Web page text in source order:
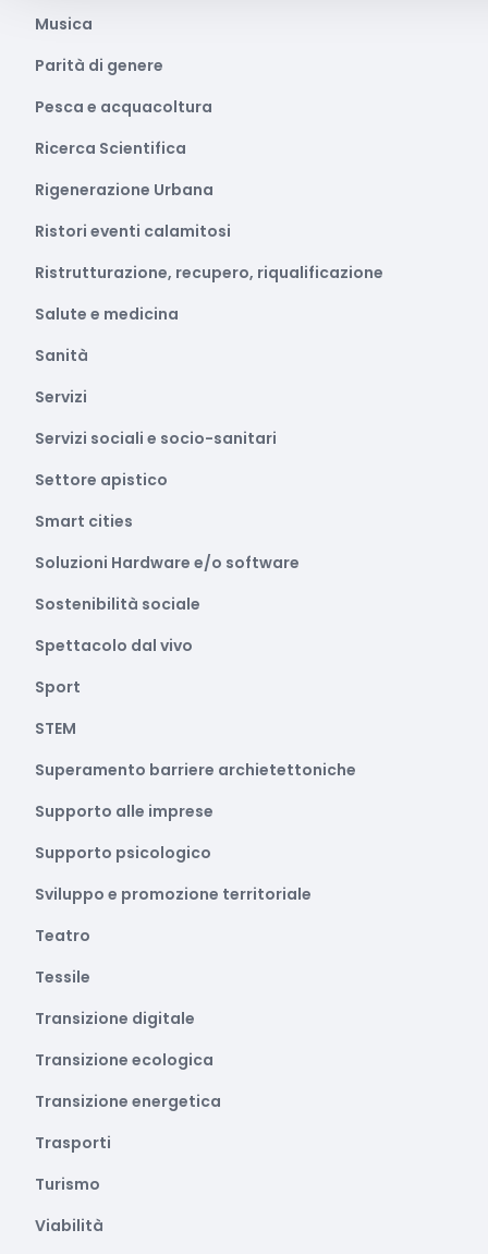
Musica
Parità di genere
Pesca e acquacoltura
Ricerca Scientifica
Rigenerazione Urbana
Ristori eventi calamitosi
Ristrutturazione, recupero, riqualificazione
Salute e medicina
Sanità
Servizi
Servizi sociali e socio-sanitari
Settore apistico
Smart cities
Soluzioni Hardware e/o software
Sostenibilità sociale
Spettacolo dal vivo
Sport
STEM
Superamento barriere archietettoniche
Supporto alle imprese
Supporto psicologico
Sviluppo e promozione territoriale
Teatro
Tessile
Transizione digitale
Transizione ecologica
Transizione energetica
Trasporti
Turismo
Viabilità